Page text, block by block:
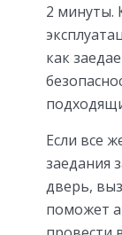
2 минуты.
как
Если все
заедания
дверь,
поможет